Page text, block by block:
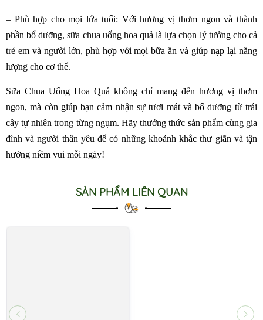
– Phù hợp cho mọi lứa tuổi: Với hương vị thơm ngon và thành
phần bổ dưỡng, sữa chua uống hoa quả là lựa chọn lý tưởng cho cả
trẻ em và người lớn, phù hợp với mọi bữa ăn và giúp nạp lại năng
lượng cho cơ thể.
Sữa Chua Uống Hoa Quả không chỉ mang đến hương vị thơm
ngon, mà còn giúp bạn cảm nhận sự tươi mát và bổ dưỡng từ trái
cây tự nhiên trong từng ngụm. Hãy thưởng thức sản phẩm cùng gia
đình và người thân yêu để có những khoảnh khắc thư giãn và tận
hưởng niềm vui mỗi ngày!
SẢN PHẨM LIÊN QUAN